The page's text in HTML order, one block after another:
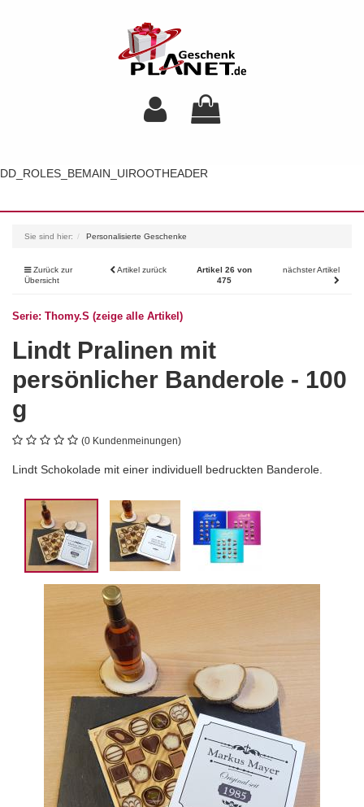
DD_ROLES_BEMAIN_UIROOTHEADER
Sie sind hier: Personalisierte Geschenke
Zurück zur
Übersicht
Artikel zurück
Artikel 26 von
475
nächster Artikel
Serie: Thomy.S (zeige alle Artikel)
Lindt Pralinen mit
persönlicher Banderole - 100
g
(0 Kundenmeinungen)
Lindt Schokolade mit einer individuell bedruckten Banderole.